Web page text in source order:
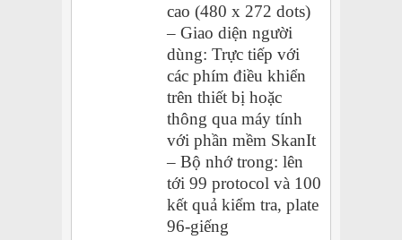
cao (480 x 272 dots)
– Giao diện người
dùng: Trực tiếp với
các phím điều khiển
trên thiết bị hoặc
thông qua máy tính
với phần mềm SkanIt
– Bộ nhớ trong: lên
tới 99 protocol và 100
kết quả kiểm tra, plate
96-giếng